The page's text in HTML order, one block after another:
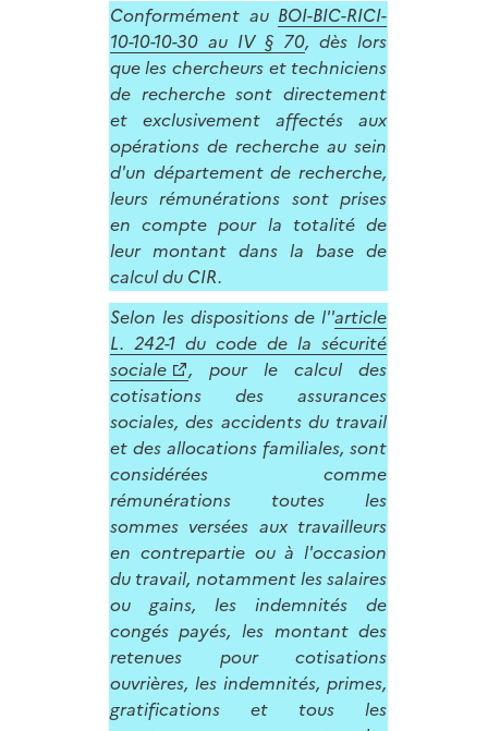
Conformément au BOI-BIC-RICI-
10-10-10-30 au IV § 70, dès lors
que les chercheurs et techniciens
de recherche sont directement
et exclusivement affectés aux
opérations de recherche au sein
d'un département de recherche,
leurs rémunérations sont prises
en compte pour la totalité de
leur montant dans la base de
calcul du CIR.
Selon les dispositions de l''article
L. 242-1 du code de la sécurité
sociale
, pour le calcul des
cotisations des assurances
sociales, des accidents du travail
et des allocations familiales, sont
considérées comme
rémunérations toutes les
sommes versées aux travailleurs
en contrepartie ou à l'occasion
du travail, notamment les salaires
ou gains, les indemnités de
congés payés, les montant des
retenues pour cotisations
ouvrières, les indemnités, primes,
gratifications et tous les